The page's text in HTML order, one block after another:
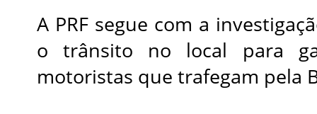
A PRF segue com a
o trânsito no local para
motoristas que trafegam pela